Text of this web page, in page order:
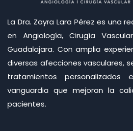
La Dra. Zayra Lara Pérez es una
en Angiología, Cirugía
Guadalajara. Con amplia
diversas afecciones vasculares,
tratamientos personalizados
vanguardia que mejoran la
pacientes.